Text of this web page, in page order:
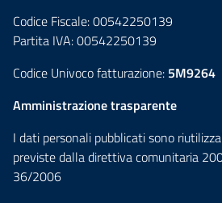
Codice Fiscale: 00542250139
Partita IVA: 00542250139
Codice Univoco fatturazione: 5M9264
Amministrazione trasparente
I dati personali pubblicati sono
previste dalla direttiva comunitaria
36/2006